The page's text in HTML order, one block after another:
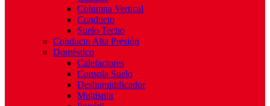
Columna Vertical
Conducto
Suelo Techo
Conducto Alta Presión
Doméstico
Calefactores
Consola Suelo
Deshumidificador
Multisplit